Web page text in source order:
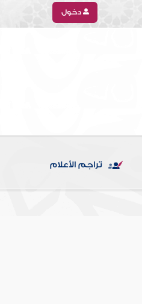
دخول
تراجم الأعلام